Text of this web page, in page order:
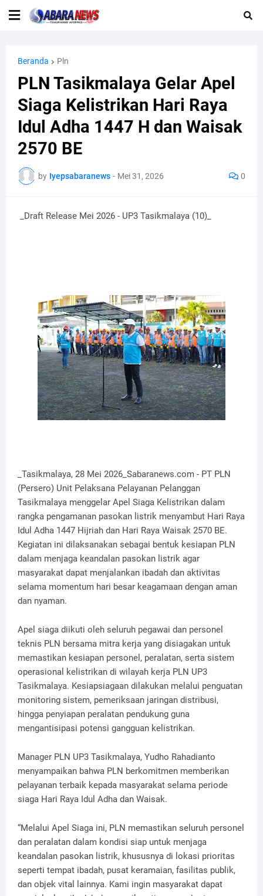
Beranda Pln
PLN Tasikmalaya Gelar Apel
Siaga Kelistrikan Hari Raya
Idul Adha 1447 H dan Waisak
2570 BE
by Iyepsabaranews - Mei 31, 2026 0
_Draft Release Mei 2026 - UP3 Tasikmalaya (10)_
_Tasikmalaya, 28 Mei 2026_Sabaranews.com - PT PLN
(Persero) Unit Pelaksana Pelayanan Pelanggan
Tasikmalaya menggelar Apel Siaga Kelistrikan dalam
rangka pengamanan pasokan listrik menyambut Hari Raya
Idul Adha 1447 Hijriah dan Hari Raya Waisak 2570 BE.
Kegiatan ini dilaksanakan sebagai bentuk kesiapan PLN
dalam menjaga keandalan pasokan listrik agar
masyarakat dapat menjalankan ibadah dan aktivitas
selama momentum hari besar keagamaan dengan aman
dan nyaman.
Apel siaga diikuti oleh seluruh pegawai dan personel
teknis PLN bersama mitra kerja yang disiagakan untuk
memastikan kesiapan personel, peralatan, serta sistem
operasional kelistrikan di wilayah kerja PLN UP3
Tasikmalaya. Kesiapsiagaan dilakukan melalui penguatan
monitoring sistem, pemeriksaan jaringan distribusi,
hingga penyiapan peralatan pendukung guna
mengantisipasi potensi gangguan kelistrikan.
Manager PLN UP3 Tasikmalaya, Yudho Rahadianto
menyampaikan bahwa PLN berkomitmen memberikan
pelayanan terbaik kepada masyarakat selama periode
siaga Hari Raya Idul Adha dan Waisak.
“Melalui Apel Siaga ini, PLN memastikan seluruh personel
dan peralatan dalam kondisi siap untuk menjaga
keandalan pasokan listrik, khususnya di lokasi prioritas
seperti tempat ibadah, pusat keramaian, fasilitas publik,
dan objek vital lainnya. Kami ingin masyarakat dapat